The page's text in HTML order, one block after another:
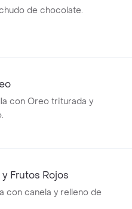
de chocolate.
con Oreo triturada y
Frutos Rojos
con canela y relleno de